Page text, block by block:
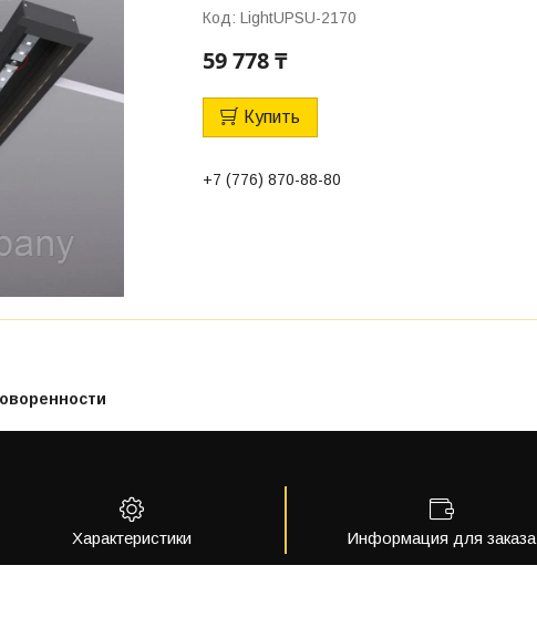
Код: LightUPSU-2170
59 778 ₸
Купить
+7 (776) 870-88-80
Характеристики Информация для заказа